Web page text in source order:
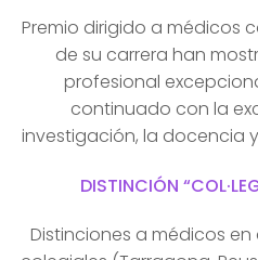
Premio dirigido a médicos
de su carrera han
profesional
continuado con la
investigación, la docencia
DISTINCIÓN
Distinciones a médicos